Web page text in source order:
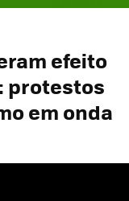
efeito
protestos
em onda